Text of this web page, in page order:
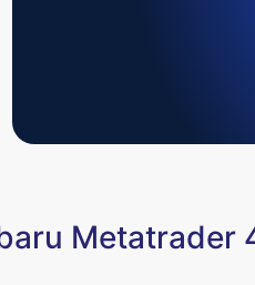
Metatrader